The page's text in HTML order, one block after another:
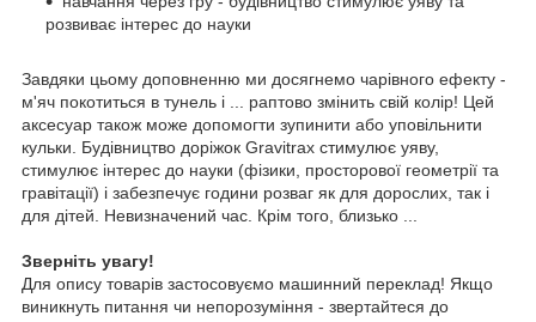
розвиває інтерес до науки
Завдяки цьому доповненню ми досягнемо чарівного ефекту -
м'яч покотиться в тунель і ... раптово змінить свій колір! Цей
аксесуар також може допомогти зупинити або уповільнити
кульки. Будівництво доріжок Gravitrax стимулює уяву,
стимулює інтерес до науки (фізики, просторової геометрії та
гравітації) і забезпечує години розваг як для дорослих, так і
для дітей. Невизначений час. Крім того, близько ...
Зверніть увагу!
Для опису товарів застосовуємо машинний переклад! Якщо
виникнуть питання чи непорозуміння - звертайтеся до